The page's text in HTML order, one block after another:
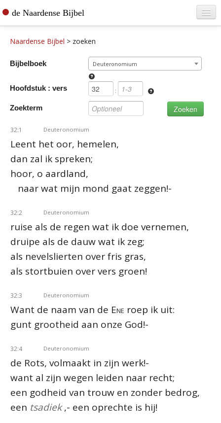
de Naardense Bijbel
De vertaler
Contact
Naardense Bijbel > zoeken
Bijbelboek Deuteronomium
Hoofdstuk : vers :
Zoekterm
32:1 Deuteronomium
Leent het oor, hemelen,
dan zal ik spreken;
hoor, o aardland,
naar wat mijn mond gaat zeggen!-
32:2 Deuteronomium
ruise als de regen wat ik doe vernemen,
druipe als de dauw wat ik zeg;
als nevelslierten over fris gras,
als stortbuien over vers groen!
32:3 Deuteronomium
Want de naam van de Ene roep ik uit:
gunt grootheid aan onze God!-
32:4 Deuteronomium
de Rots, volmaakt in zijn werk!-
want al zijn wegen leiden naar recht;
een godheid van trouw en zonder bedrog,
een tsadiek ,- een oprechte is hij!